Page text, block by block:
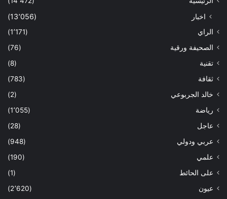
اخبار (13٬056)
الراي
(1٬171)
الصحيفة ورقية
(76)
تقنية
(8)
ثقافة
(783)
خالد الجربوعي
(2)
رياضة
(1٬055)
عاجل
(28)
عربي ودولي
(948)
علمي
(190)
على الحائط
(1)
عيون
(2٬620)